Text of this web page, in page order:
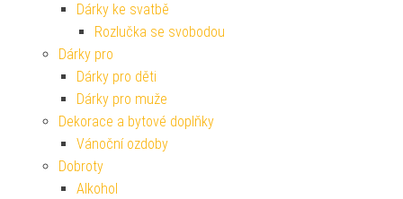
Dárky ke svatbě
Rozlučka se svobodou
Dárky pro
Dárky pro děti
Dárky pro muže
Dekorace a bytové doplňky
Vánoční ozdoby
Dobroty
Alkohol